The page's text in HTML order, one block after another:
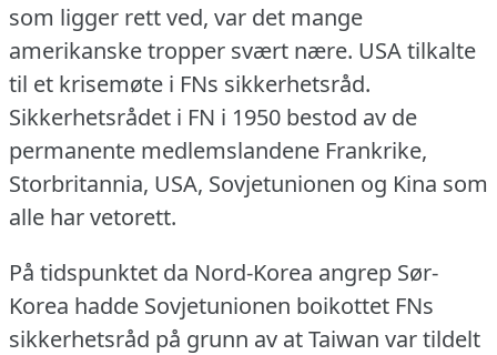
som ligger rett ved, var det mange
amerikanske tropper svært nære. USA tilkalte
til et krisemøte i FNs sikkerhetsråd.
Sikkerhetsrådet i FN i 1950 bestod av de
permanente medlemslandene Frankrike,
Storbritannia, USA, Sovjetunionen og Kina som
alle har vetorett.
På tidspunktet da Nord-Korea angrep Sør-
Korea hadde Sovjetunionen boikottet FNs
sikkerhetsråd på grunn av at Taiwan var tildelt